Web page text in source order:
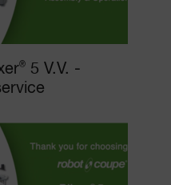
®
5 V.V. -